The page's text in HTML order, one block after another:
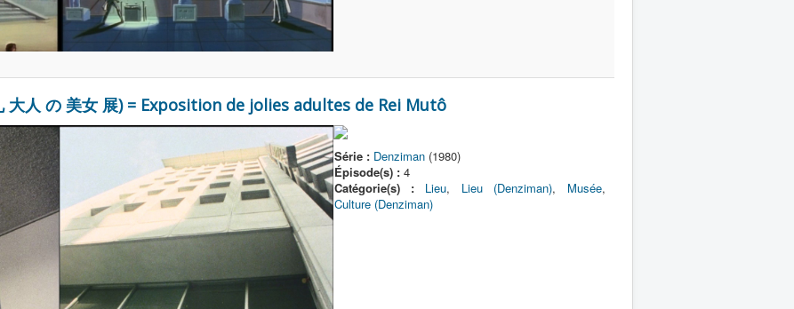
人 の 美女 展) = Exposition de jolies adultes de Rei Mutô
Série : Denziman(1980)
Épisode(s) :4
Catégorie(s) :
Lieu, Lieu (Denziman), Musée,
Culture (Denziman)